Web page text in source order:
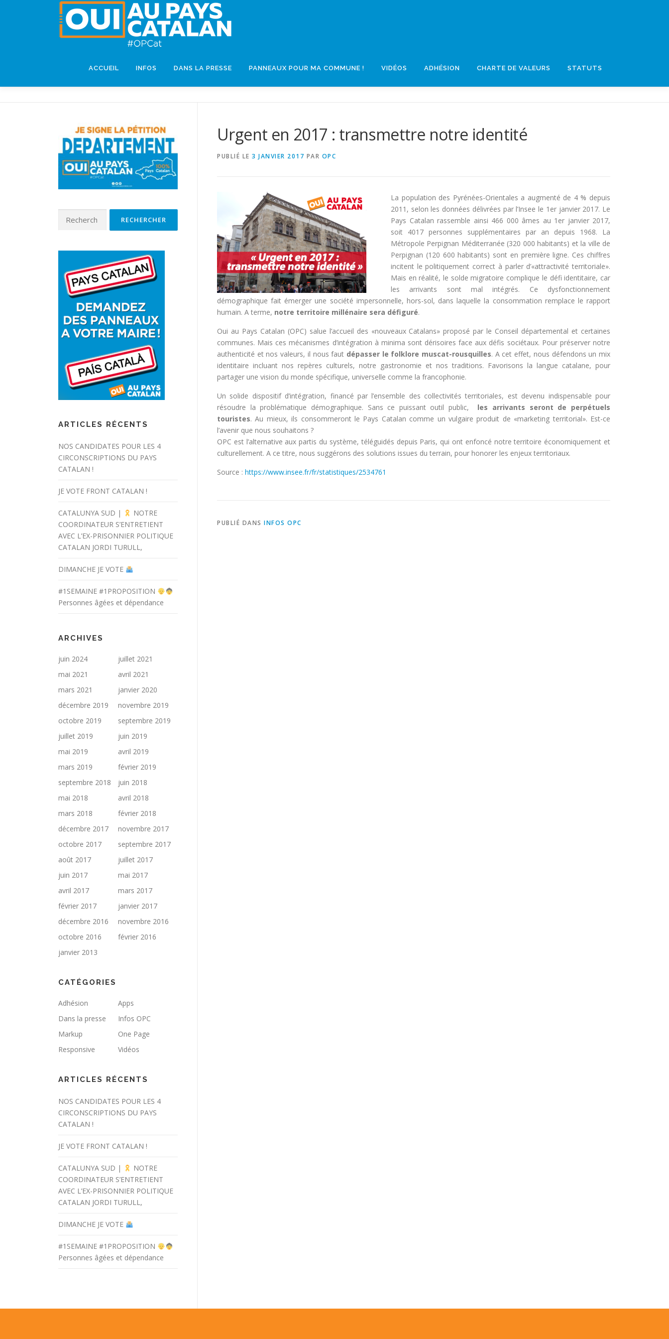
ACCUEIL INFOS DANS LA PRESSE PANNEAUX POUR MA COMMUNE ! VIDÉOS ADHÉSION CHARTE DE VALEURS STATUTS
Urgent en 2017 : transmettre notre identité
PUBLIÉ LE 3 JANVIER 2017 PAR OPC
La population des Pyrénées-Orientales a augmenté de 4 % depuis
2011, selon les données délivrées par l’Insee le 1er janvier 2017. Le
Pays Catalan rassemble ainsi 466 000 âmes au 1er janvier 2017,
soit 4017 personnes supplémentaires par an depuis 1968. La
Métropole Perpignan Méditerranée (320 000 habitants) et la ville de
Perpignan (120 600 habitants) sont en première ligne. Ces chiffres
incitent le politiquement correct à parler d’«attractivité territoriale».
Mais en réalité, le solde migratoire complique le défi identitaire, car
les arrivants sont mal intégrés. Ce dysfonctionnement
démographique fait émerger une société impersonnelle, hors-sol, dans laquelle la consommation remplace le rapport
humain. A terme, notre territoire millénaire sera défiguré.
Oui au Pays Catalan (OPC) salue l’accueil des «nouveaux Catalans» proposé par le Conseil départemental et certaines
communes. Mais ces mécanismes d’intégration à minima sont dérisoires face aux défis sociétaux. Pour préserver notre
authenticité et nos valeurs, il nous faut dépasser le folklore muscat-rousquilles. A cet effet, nous défendons un mix
identitaire incluant nos repères culturels, notre gastronomie et nos traditions. Favorisons la langue catalane, pour
partager une vision du monde spécifique, universelle comme la francophonie.
Un solide dispositif d’intégration, financé par l’ensemble des collectivités territoriales, est devenu indispensable pour
résoudre la problématique démographique. Sans ce puissant outil public, les arrivants seront de perpétuels
touristes. Au mieux, ils consommeront le Pays Catalan comme un vulgaire produit de «marketing territorial». Est-ce
l’avenir que nous souhaitons ?
OPC est l’alternative aux partis du système, téléguidés depuis Paris, qui ont enfoncé notre territoire économiquement et
culturellement. A ce titre, nous suggérons des solutions issues du terrain, pour honorer les enjeux territoriaux.
Source : https://www.insee.fr/fr/statistiques/2534761
PUBLIÉ DANS INFOS OPC
ARTICLES RÉCENTS
NOS CANDIDATES POUR LES 4
CIRCONSCRIPTIONS DU PAYS
CATALAN !
JE VOTE FRONT CATALAN !
CATALUNYA SUD |
NOTRE
COORDINATEUR S’ENTRETIENT
AVEC L’EX-PRISONNIER POLITIQUE
CATALAN JORDI TURULL,
DIMANCHE JE VOTE
#1SEMAINE #1PROPOSITION
Personnes âgées et dépendance
ARCHIVES
juin 2024
juillet 2021
mai 2021
avril 2021
mars 2021
janvier 2020
décembre 2019
novembre 2019
octobre 2019
septembre 2019
juillet 2019
juin 2019
mai 2019
avril 2019
mars 2019
février 2019
septembre 2018
juin 2018
mai 2018
avril 2018
mars 2018
février 2018
décembre 2017
novembre 2017
octobre 2017
septembre 2017
août 2017
juillet 2017
juin 2017
mai 2017
avril 2017
mars 2017
février 2017
janvier 2017
décembre 2016
novembre 2016
octobre 2016
février 2016
janvier 2013
CATÉGORIES
Adhésion
Apps
Dans la presse
Infos OPC
Markup
One Page
Responsive
Vidéos
ARTICLES RÉCENTS
NOS CANDIDATES POUR LES 4
CIRCONSCRIPTIONS DU PAYS
CATALAN !
JE VOTE FRONT CATALAN !
CATALUNYA SUD |
NOTRE
COORDINATEUR S’ENTRETIENT
AVEC L’EX-PRISONNIER POLITIQUE
CATALAN JORDI TURULL,
DIMANCHE JE VOTE
#1SEMAINE #1PROPOSITION
Personnes âgées et dépendance